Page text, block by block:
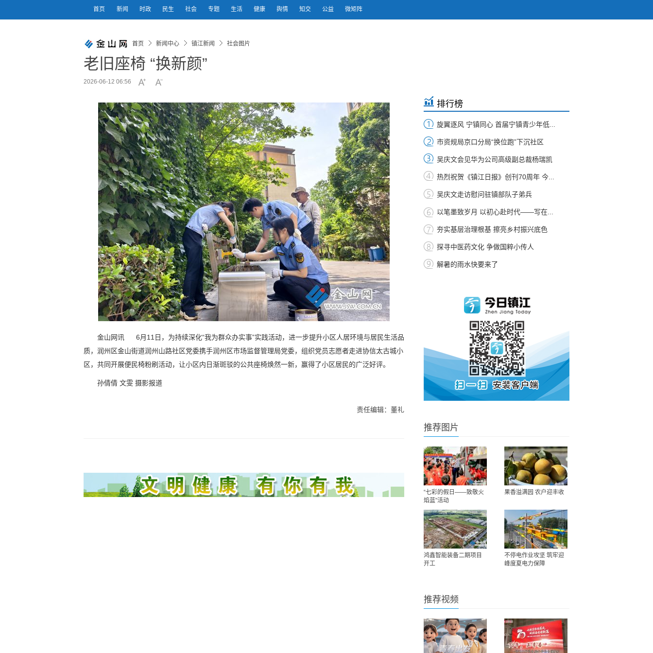
首页 新闻 时政 民生 社会 专题 生活 健康 舆情 知交 公益 微矩阵
首页 新闻中心 镇江新闻 社会图片
老旧座椅 “换新颜”
2026-06-12 06:56
金山网讯 6月11日，为持续深化“我为群众办实事”实践活动，进一步提升小区人居环境与居民生活品
质，润州区金山街道润州山路社区党委携手润州区市场监督管理局党委，组织党员志愿者走进协信太古城小
区，共同开展便民椅粉刷活动，让小区内日渐斑驳的公共座椅焕然一新，赢得了小区居民的广泛好评。
孙倩倩 文雯 摄影报道
责任编辑：董礼
排行榜
旋翼逐风 宁镇同心 首届宁镇青少年低...
市资规局京口分局“换位跑”下沉社区
吴庆文会见华为公司高级副总裁杨瑞凯
热烈祝贺《镇江日报》创刊70周年 今...
吴庆文走访慰问驻镇部队子弟兵
以笔墨致岁月 以初心赴时代——写在...
夯实基层治理根基 擦亮乡村振兴底色
探寻中医药文化 争做国粹小传人
解暑的雨水快要来了
推荐图片
“七彩的假日——致敬火
焰蓝”活动
果香溢满园 农户迎丰收
鸿鑫智能装备二期项目
开工
不停电作业攻坚 筑牢迎
峰度夏电力保障
推荐视频